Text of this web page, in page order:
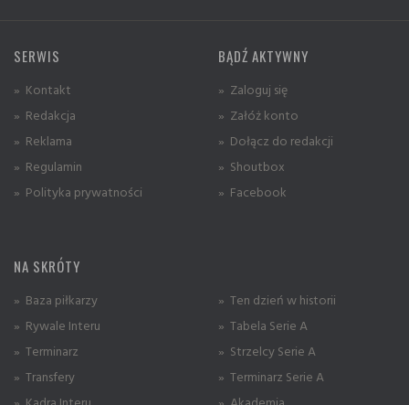
SERWIS
» Kontakt
» Redakcja
» Reklama
» Regulamin
» Polityka prywatności
BĄDŹ AKTYWNY
» Zaloguj się
» Załóż konto
» Dołącz do redakcji
» Shoutbox
» Facebook
NA SKRÓTY
» Baza piłkarzy
» Rywale Interu
» Terminarz
» Transfery
» Ten dzień w historii
» Tabela Serie A
» Strzelcy Serie A
» Terminarz Serie A